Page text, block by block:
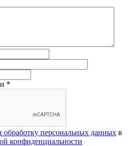
*
обработку персональных данных в
конфиденциальности